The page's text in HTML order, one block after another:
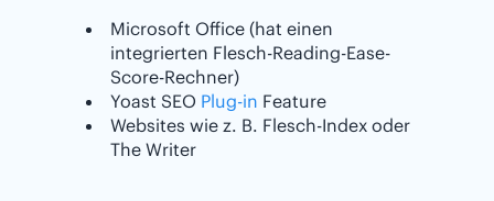
Microsoft Office (hat einen
integrierten Flesch-Reading-Ease-
Score-Rechner)
Yoast SEO Plug-in Feature
Websites wie z. B. Flesch-Index oder
The Writer